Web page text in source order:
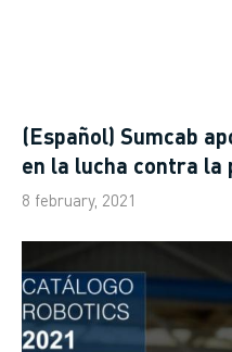
(Español) Sumcab
en la lucha contra la
8 february, 2021